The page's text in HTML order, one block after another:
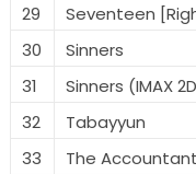
29
Seventeen
30
Sinners
31
Sinners (IMAX
32
Tabayyun
33
The